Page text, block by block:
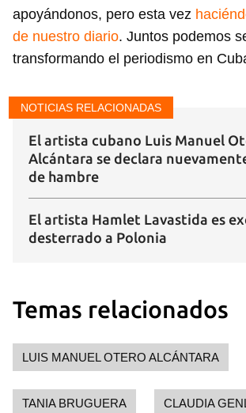
iniciar sesión con tu cuenta de
INICIAR SESIÓN
apoyándonos, pero esta vez
de nuestro diario. Juntos podemos
transformando el periodismo en
NOTICIAS RELACIONADAS
El artista cubano Luis Manuel
Alcántara se declara
de hambre
El artista Hamlet Lavastida es
desterrado a Polonia
Temas relacionados
LUIS MANUEL OTERO ALCÁNTARA
TANIA BRUGUERA CLAUDIA